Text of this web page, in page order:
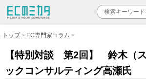
トップ EC専門家コラム
【特別対談 第2回】 鈴木（
ックコンサルティング高瀬氏